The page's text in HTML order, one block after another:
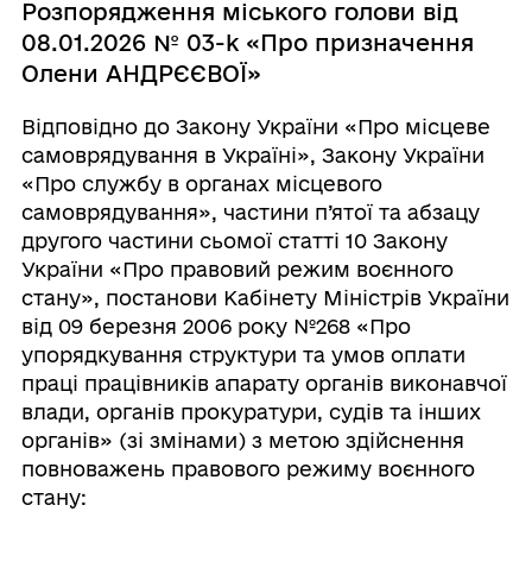
Розпорядження міського голови від
08.01.2026 № 03-k «Про призначення
Олени АНДРЄЄВОЇ»
Відповідно до Закону України «Про місцеве
самоврядування в Україні», Закону України
«Про службу в органах місцевого
самоврядування», частини п’ятої та абзацу
другого частини сьомої статті 10 Закону
України «Про правовий режим воєнного
стану», постанови Кабінету Міністрів України
від 09 березня 2006 року №268 «Про
упорядкування структури та умов оплати
праці працівників апарату органів виконавчої
влади, органів прокуратури, судів та інших
органів» (зі змінами) з метою здійснення
повноважень правового режиму воєнного
стану: